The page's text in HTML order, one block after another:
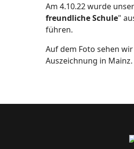
Am 4.10.22 wurde
freundliche Schule"
führen.
Auf dem Foto sehen
Auszeichnung in Mainz.